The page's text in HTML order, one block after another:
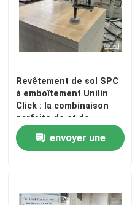
Revêtement de sol SPC
à emboîtement Unilin
Click : la combinaison
parfaite de et de
durabilité
envoyer une